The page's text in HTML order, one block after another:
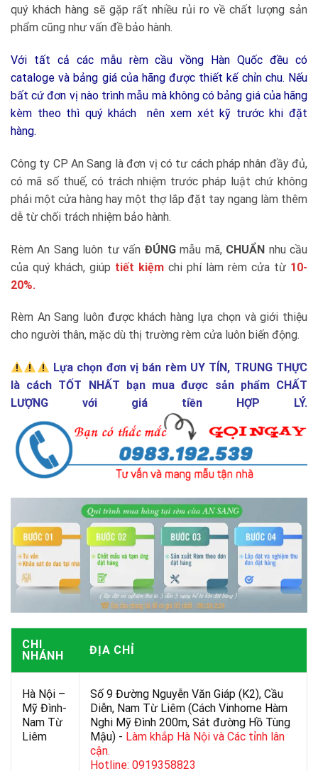
quý khách hàng sẽ gặp rất nhiều rủi ro về chất lượng sản
phẩm cũng như vấn đề bảo hành.
Với tất cả các mẫu rèm cầu vồng Hàn Quốc đều có
cataloge và bảng giá của hãng được thiết kế chỉn chu. Nếu
bất cứ đơn vị nào trình mẫu mà không có bảng giá của hãng
kèm theo thì quý khách nên xem xét kỹ trước khi đặt
hàng.
Công ty CP An Sang là đơn vị có tư cách pháp nhân đầy đủ,
có mã số thuế, có trách nhiệm trước pháp luật chứ không
phải một cửa hàng hay một thợ lắp đặt tay ngang làm thêm
dễ từ chối trách nhiệm bảo hành.
Rèm An Sang luôn tư vấn ĐÚNGmẫu mã, CHUẨN nhu cầu
của quý khách, giúp tiết kiệm chi phí làm rèm cửa từ 10-
20%.
Rèm An Sang luôn được khách hàng lựa chọn và giới thiệu
cho người thân, mặc dù thị trường rèm cửa luôn biến động.
Lựa chọn đơn vị bán rèm UY TÍN, TRUNG THỰC
là cách TỐT NHẤT bạn mua được sản phẩm CHẤT
LƯỢNG với giá tiền HỢP LÝ.
CHI
NHÁNH
ĐỊA CHỈ
Hà Nội –
Mỹ Đình-
Nam Từ
Liêm
Số 9 Đường Nguyễn Văn Giáp (K2), Cầu
Diễn, Nam Từ Liêm (Cách Vinhome Hàm
Nghi Mỹ Đình 200m, Sát đường Hồ Tùng
Mậu) - Làm khắp Hà Nội và Các tỉnh lân
cận.
Hotline: 0919358823